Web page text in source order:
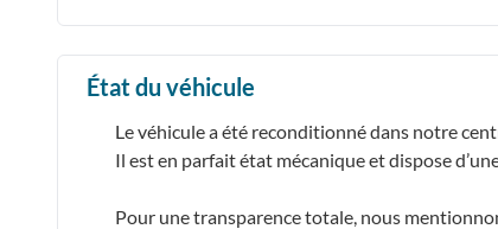
État du véhicule
Le véhicule a été reconditionné dans notre
Il est en parfait état mécanique et dispose
Pour une transparence totale, nous